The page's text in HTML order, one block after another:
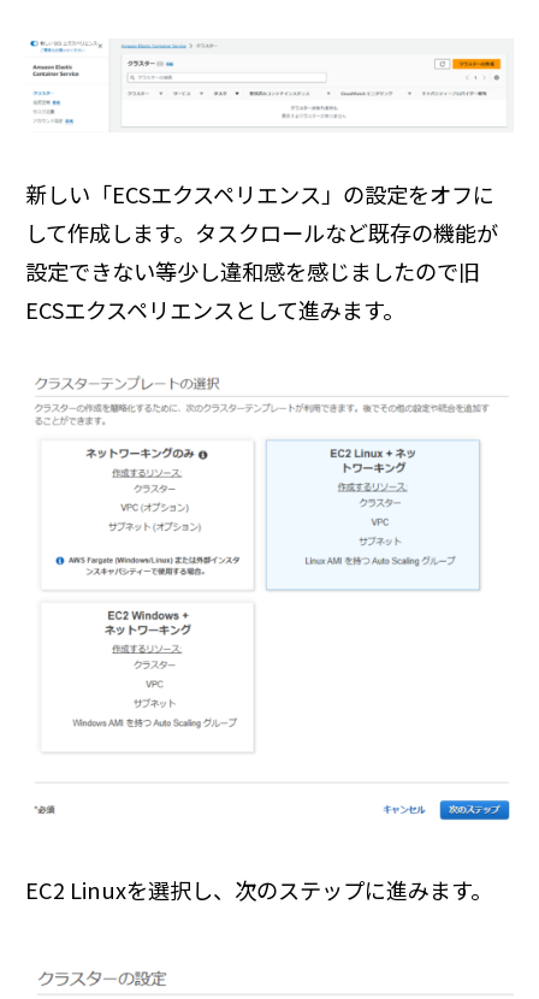
新しい「ECSエクスペリエンス」の設定をオフに
して作成します。タスクロールなど既存の機能が
設定できない等少し違和感を感じましたので旧
ECSエクスペリエンスとして進みます。
EC2 Linuxを選択し、次のステップに進みます。